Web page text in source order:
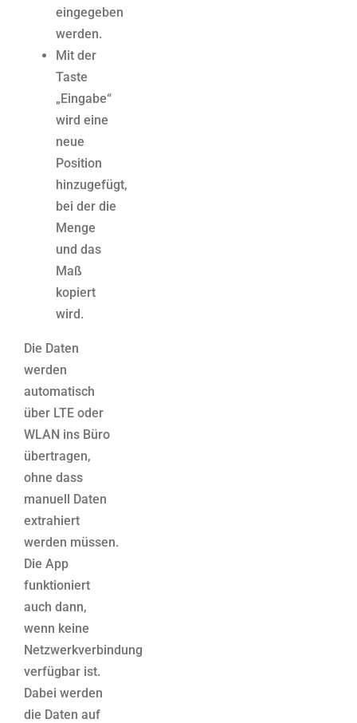
eingegeben
werden.
Mit der
Taste
„Eingabe“
wird eine
neue
Position
hinzugefügt,
bei der die
Menge
und das
Maß
kopiert
wird.
Die Daten
werden
automatisch
über LTE oder
WLAN ins Büro
übertragen,
ohne dass
manuell Daten
extrahiert
werden müssen.
Die App
funktioniert
auch dann,
wenn keine
Netzwerkverbindung
verfügbar ist.
Dabei werden
die Daten auf